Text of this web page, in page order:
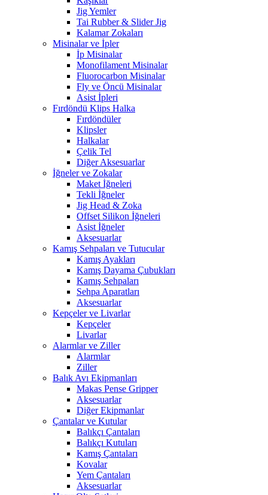
Jig Yemler
Tai Rubber & Slider Jig
Kalamar Zokaları
Misinalar ve İpler
İp Misinalar
Monofilament Misinalar
Fluorocarbon Misinalar
Fly ve Öncü Misinalar
Asist İpleri
Fırdöndü Klips Halka
Fırdöndüler
Klipsler
Halkalar
Çelik Tel
Diğer Aksesuarlar
İğneler ve Zokalar
Maket İğneleri
Tekli İğneler
Jig Head & Zoka
Offset Silikon İğneleri
Asist İğneler
Aksesuarlar
Kamış Sehpaları ve Tutucular
Kamış Ayakları
Kamış Dayama Çubukları
Kamış Sehpaları
Sehpa Aparatları
Aksesuarlar
Kepçeler ve Livarlar
Kepçeler
Livarlar
Alarmlar ve Ziller
Alarmlar
Ziller
Balık Avı Ekipmanları
Makas Pense Gripper
Aksesuarlar
Diğer Ekipmanlar
Çantalar ve Kutular
Balıkçı Çantaları
Balıkçı Kutuları
Kamış Çantaları
Kovalar
Yem Çantaları
Aksesuarlar